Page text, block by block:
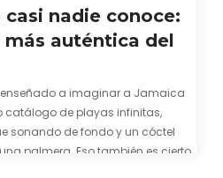
casi nadie conoce:
más auténtica del
a imaginar a Jamaica
catálogo de playas infinitas,
sonando de fondo y un cóctel
palmera. Eso también es cierto.